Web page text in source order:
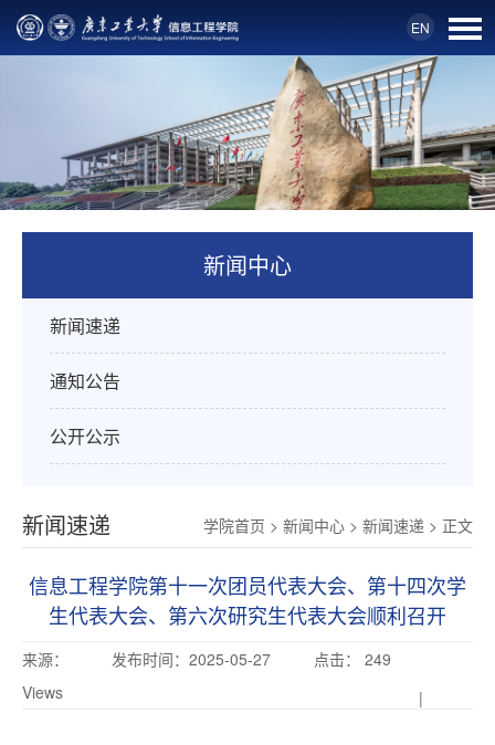
EN
新闻中心
新闻速递
通知公告
公开公示
新闻速递 学院首页 > 新闻中心 > 新闻速递 > 正文
信息工程学院第十一次团员代表大会、第十四次学
生代表大会、第六次研究生代表大会顺利召开
来源： 发布时间：2025-05-27 点击：
249
Views
|